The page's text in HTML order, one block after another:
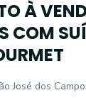
À
COM
José dos